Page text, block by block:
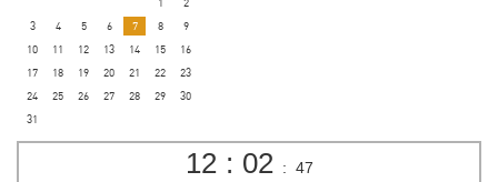
1
2
3
4 5 6 7 8
9
10
11 12 13 14 15
16
17
18 19 20 21 22
23
24
25 26 27 28 29
30
31
12 : 02 : 47